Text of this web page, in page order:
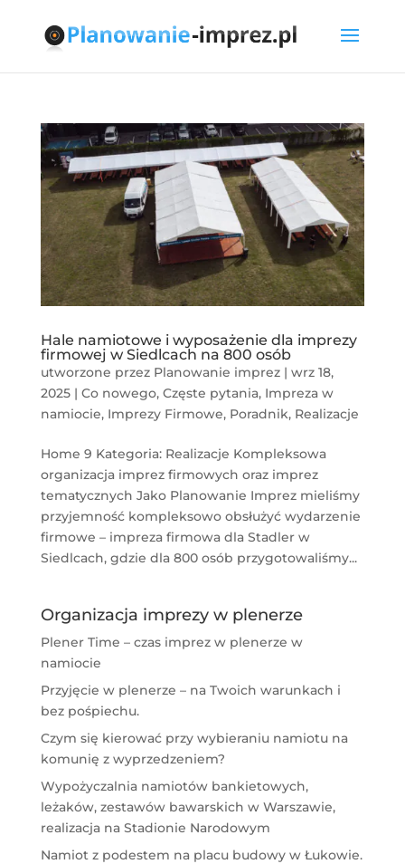
Hale namiotowe i wyposażenie dla imprezy
firmowej w Siedlcach na 800 osób
utworzone przez Planowanie imprez| wrz 18,
2025| Co nowego, Częste pytania, Impreza w
namiocie, Imprezy Firmowe, Poradnik, Realizacje
Home 9 Kategoria: Realizacje Kompleksowa
organizacja imprez firmowych oraz imprez
tematycznych Jako Planowanie Imprez mieliśmy
przyjemność kompleksowo obsłużyć wydarzenie
firmowe – impreza firmowa dla Stadler w
Siedlcach, gdzie dla 800 osób przygotowaliśmy...
Organizacja imprezy w plenerze
Plener Time – czas imprez w plenerze w
namiocie
Przyjęcie w plenerze – na Twoich warunkach i
bez pośpiechu.
Czym się kierować przy wybieraniu namiotu na
komunię z wyprzedzeniem?
Wypożyczalnia namiotów bankietowych,
leżaków, zestawów bawarskich w Warszawie,
realizacja na Stadionie Narodowym
Namiot z podestem na placu budowy w Łukowie.